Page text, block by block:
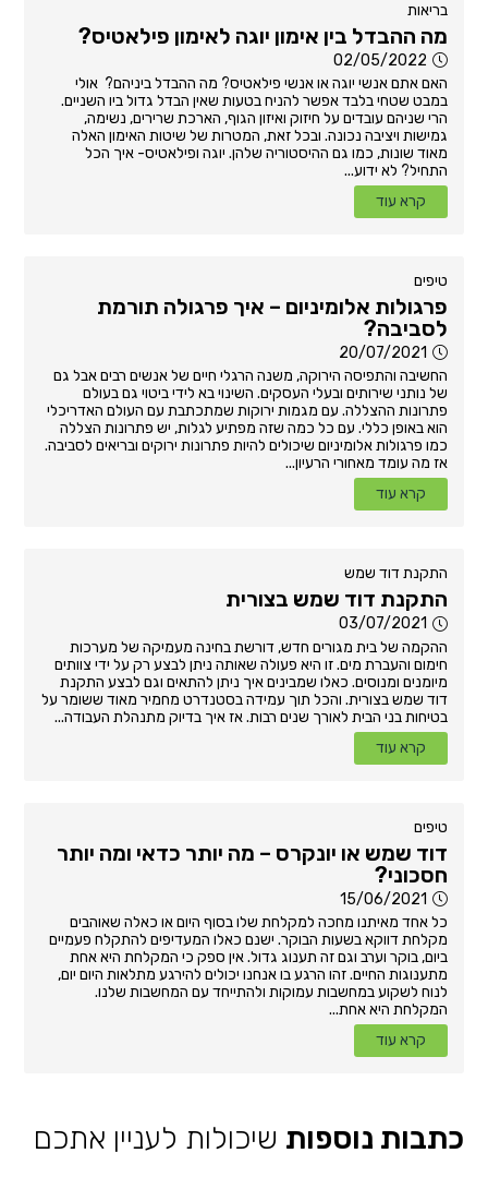
בריאות
מה ההבדל בין אימון יוגה לאימון פילאטיס?
02/05/2022
האם אתם אנשי יוגה או אנשי פילאטיס? מה ההבדל ביניהם? אולי
במבט שטחי בלבד אפשר להניח בטעות שאין הבדל גדול ביו השניים.
הרי שניהם עובדים על חיזוק ואיזון הגוף, הארכת שרירים, נשימה,
גמישות ויציבה נכונה. ובכל זאת, המטרות של שיטות האימון האלה
מאוד שונות, כמו גם ההיסטוריה שלהן. יוגה ופילאטיס- איך הכל
התחיל? לא ידוע...
קרא עוד
טיפים
פרגולות אלומיניום – איך פרגולה תורמת
לסביבה?
20/07/2021
החשיבה והתפיסה הירוקה, משנה הרגלי חיים של אנשים רבים אבל גם
של נותני שירותים ובעלי העסקים. השינוי בא לידי ביטוי גם בעולם
פתרונות ההצללה. עם מגמות ירוקות שמתכתבת עם העולם האדריכלי
הוא באופן כללי. עם כל כמה שזה מפתיע לגלות, יש פתרונות הצללה
כמו פרגולות אלומיניום שיכולים להיות פתרונות ירוקים ובריאים לסביבה.
אז מה עומד מאחורי הרעיון...
קרא עוד
התקנת דוד שמש
התקנת דוד שמש בצורית
03/07/2021
ההקמה של בית מגורים חדש, דורשת בחינה מעמיקה של מערכות
חימום והעברת מים. זו היא פעולה שאותה ניתן לבצע רק על ידי צוותים
מיומנים ומנוסים. כאלו שמבינים איך ניתן להתאים וגם לבצע התקנת
דוד שמש בצורית. והכל תוך עמידה בסטנדרט מחמיר מאוד ששומר על
בטיחות בני הבית לאורך שנים רבות. אז איך בדיוק מתנהלת העבודה...
קרא עוד
טיפים
דוד שמש או יונקרס – מה יותר כדאי ומה יותר
חסכוני?
15/06/2021
כל אחד מאיתנו מחכה למקלחת שלו בסוף היום או כאלה שאוהבים
מקלחת דווקא בשעות הבוקר. ישנם כאלו המעדיפים להתקלח פעמיים
ביום, בוקר וערב וגם זה תענוג גדול. אין ספק כי המקלחת היא אחת
מתענוגות החיים. זהו הרגע בו אנחנו יכולים להירגע מתלאות היום יום,
לנוח לשקוע במחשבות עמוקות ולהתייחד עם המחשבות שלנו.
המקלחת היא אחת...
קרא עוד
כתבות נוספות שיכולות לעניין אתכם